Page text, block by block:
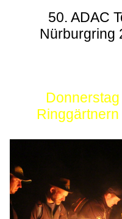
50. ADAC
Nürburgring